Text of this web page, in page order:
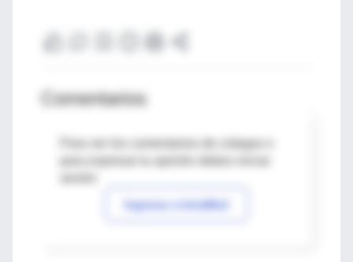
Comentarios
Para ver los comentarios de colegas o
Ingresar a IntraMed